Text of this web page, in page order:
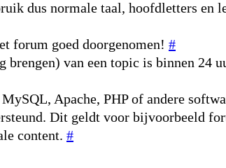
dus normale taal, hoofdletters en
forum goed doorgenomen! #
van een topic is binnen 24
Apache, PHP of andere
Dit geldt voor bijvoorbeeld
content. #